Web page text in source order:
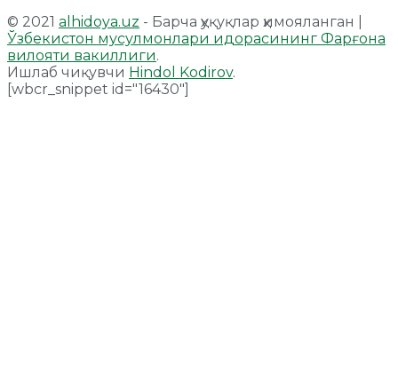
© 2021 alhidoya.uz - Барча ҳуқуқлар ҳимояланган |
Ўзбекистон мусулмонлари идорасининг Фарғона
вилояти вакиллиги.
Ишлаб чиқувчи Hindol Kodirov.
[wbcr_snippet id="16430"]